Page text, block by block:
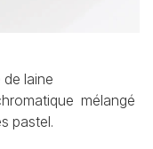
laine
mélangé
pastel.